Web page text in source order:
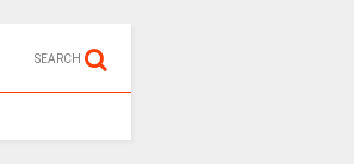
SEARCH